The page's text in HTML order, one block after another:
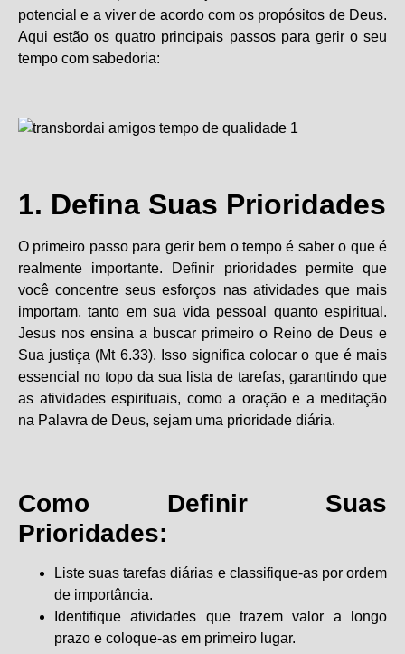
potencial e a viver de acordo com os propósitos de Deus.
Aqui estão os quatro principais passos para gerir o seu
tempo com sabedoria:
1. Defina Suas Prioridades
O primeiro passo para gerir bem o tempo é saber o que é
realmente importante. Definir prioridades permite que
você concentre seus esforços nas atividades que mais
importam, tanto em sua vida pessoal quanto espiritual.
Jesus nos ensina a buscar primeiro o Reino de Deus e
Sua justiça (Mt 6.33). Isso significa colocar o que é mais
essencial no topo da sua lista de tarefas, garantindo que
as atividades espirituais, como a oração e a meditação
na Palavra de Deus, sejam uma prioridade diária.
Como Definir Suas
Prioridades:
Liste suas tarefas diárias e classifique-as por ordem
de importância.
Identifique atividades que trazem valor a longo
prazo e coloque-as em primeiro lugar.